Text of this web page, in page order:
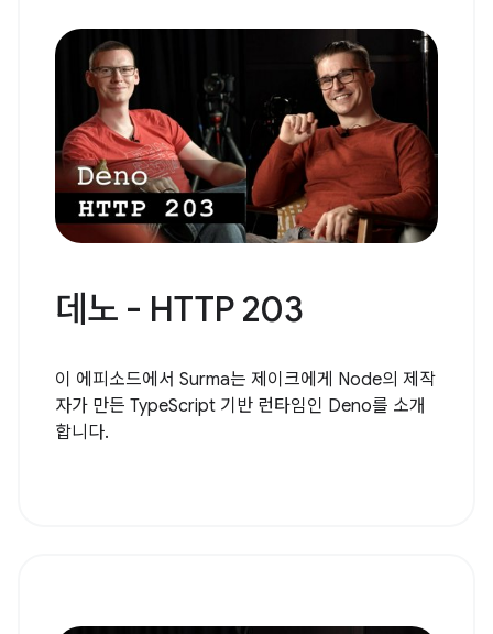
데노 - HTTP 203
이 에피소드에서 Surma는 제이크에게 Node의 제작
자가 만든 TypeScript 기반 런타임인 Deno를 소개
합니다.